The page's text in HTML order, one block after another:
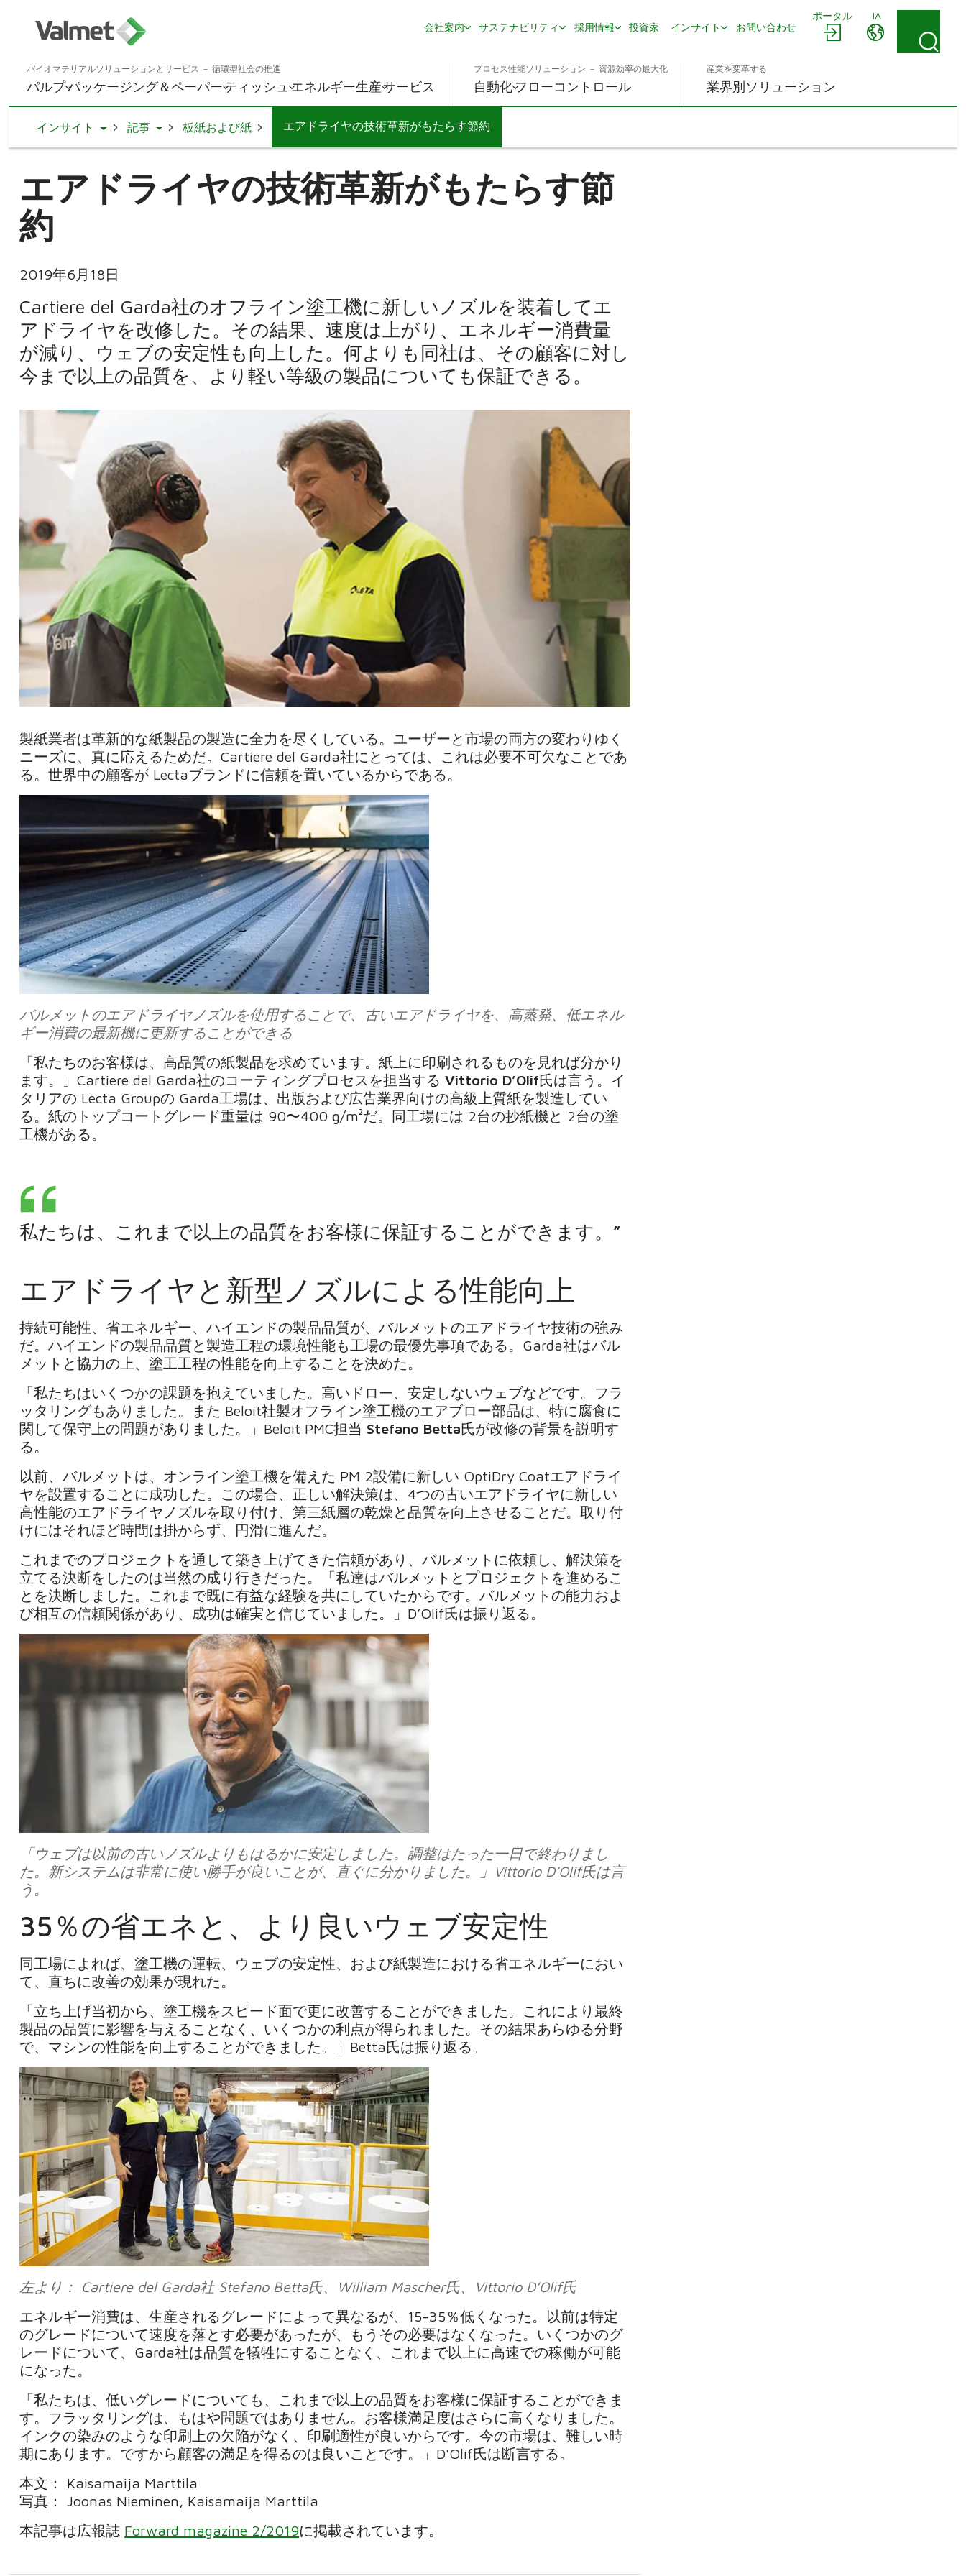
ポータル
JA
会社案内
サステナビリティ 採用情報 投資家 インサイト お問い合わせ
バイオマテリアルソリューションとサービス － 循環型社会の推進
パルプパッケージング＆ペーパーティッシュエネルギー生産サービス
プロセス性能ソリューション － 資源効率の最大化
自動化フローコントロール
産業を変革する
業界別ソリューション
インサイト Toggle Dropdown
記事Toggle Dropdown
板紙および紙 エアドライヤの技術革新がもたらす節約
エアドライヤの技術革新がもたらす節
約
2019年6月18日
Cartiere del Garda社のオフライン塗工機に新しいノズルを装着してエ
アドライヤを改修した。その結果、速度は上がり、エネルギー消費量
が減り、ウェブの安定性も向上した。何よりも同社は、その顧客に対し
今まで以上の品質を、より軽い等級の製品についても保証できる。
製紙業者は革新的な紙製品の製造に全力を尽くしている。ユーザーと市場の両方の変わりゆく
ニーズに、真に応えるためだ。Cartiere del Garda社にとっては、これは必要不可欠なことであ
る。世界中の顧客が Lectaブランドに信頼を置いているからである。
バルメットのエアドライヤノズルを使用することで、古いエアドライヤを、高蒸発、低エネル
ギー消費の最新機に更新することができる
「私たちのお客様は、高品質の紙製品を求めています。紙上に印刷されるものを見れば分かり
ます。」Cartiere del Garda社のコーティングプロセスを担当するVittorio D’Olif氏は言う。イ
タリアの Lecta Groupの Garda工場は、出版および広告業界向けの高級上質紙を製造してい
る。紙のトップコートグレード重量は 90〜400 g/m²だ。同工場には 2台の抄紙機と 2台の塗
工機がある。
私たちは、これまで以上の品質をお客様に保証することができます。”
エアドライヤと新型ノズルによる性能向上
持続可能性、省エネルギー、ハイエンドの製品品質が、バルメットのエアドライヤ技術の強み
だ。ハイエンドの製品品質と製造工程の環境性能も工場の最優先事項である。Garda社はバル
メットと協力の上、塗工工程の性能を向上することを決めた。
「私たちはいくつかの課題を抱えていました。高いドロー、安定しないウェブなどです。フラ
ッタリングもありました。また Beloit社製オフライン塗工機のエアブロー部品は、特に腐食に
関して保守上の問題がありました。」Beloit PMC担当 Stefano Betta氏が改修の背景を説明す
る。
以前、バルメットは、オンライン塗工機を備えた PM 2設備に新しい OptiDry Coatエアドライ
ヤを設置することに成功した。この場合、正しい解決策は、4つの古いエアドライヤに新しい
高性能のエアドライヤノズルを取り付け、第三紙層の乾燥と品質を向上させることだ。取り付
けにはそれほど時間は掛からず、円滑に進んだ。
これまでのプロジェクトを通して築き上げてきた信頼があり、バルメットに依頼し、解決策を
立てる決断をしたのは当然の成り行きだった。「私達はバルメットとプロジェクトを進めるこ
とを決断しました。これまで既に有益な経験を共にしていたからです。バルメットの能力およ
び相互の信頼関係があり、成功は確実と信じていました。」D’Olif氏は振り返る。
「ウェブは以前の古いノズルよりもはるかに安定しました。調整はたった一日で終わりまし
た。新システムは非常に使い勝手が良いことが、直ぐに分かりました。」Vittorio D’Olif氏は言
う。
35％の省エネと、より良いウェブ安定性
同工場によれば、塗工機の運転、ウェブの安定性、および紙製造における省エネルギーにおい
て、直ちに改善の効果が現れた。
「立ち上げ当初から、塗工機をスピード面で更に改善することができました。これにより最終
製品の品質に影響を与えることなく、いくつかの利点が得られました。その結果あらゆる分野
で、マシンの性能を向上することができました。」Betta氏は振り返る。
左より： Cartiere del Garda社 Stefano Betta氏、William Mascher氏、Vittorio D’Olif氏
エネルギー消費は、生産されるグレードによって異なるが、15-35％低くなった。以前は特定
のグレードについて速度を落とす必要があったが、もうその必要はなくなった。いくつかのグ
レードについて、Garda社は品質を犠牲にすることなく、これまで以上に高速での稼働が可能
になった。
「私たちは、低いグレードについても、これまで以上の品質をお客様に保証することができま
す。フラッタリングは、もはや問題ではありません。お客様満足度はさらに高くなりました。
インクの染みのような印刷上の欠陥がなく、印刷適性が良いからです。今の市場は、難しい時
期にあります。ですから顧客の満足を得るのは良いことです。」D'Olif氏は断言する。
本文： Kaisamaija Marttila
写真： Joonas Nieminen, Kaisamaija Marttila
本記事は広報誌 Forward magazine 2/2019に掲載されています。